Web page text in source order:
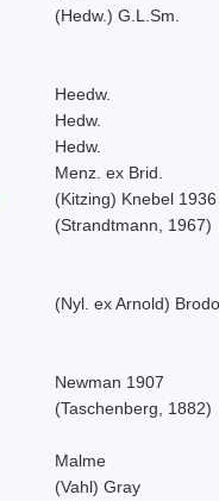
(Hedw.) G.L.Sm.
Heedw.
Hedw.
Hedw.
Menz. ex Brid.
(Kitzing) Knebel 1936
(Strandtmann, 1967)
(Nyl. ex Arnold)
Newman 1907
(Taschenberg, 1882)
Malme
(Vahl) Gray